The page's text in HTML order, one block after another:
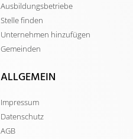
Ausbildungsbetriebe
Stelle finden
Unternehmen hinzufügen
Gemeinden
ALLGEMEIN
Impressum
Datenschutz
AGB